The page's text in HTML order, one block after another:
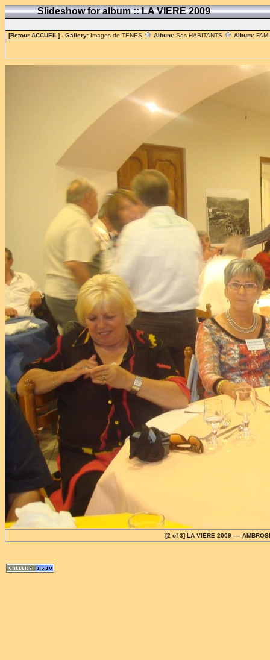
Slideshow for album :: LA VIERE 2009
[Retour ACCUEIL] - Gallery: Images de TENES Album: Ses HABITANTS Album:
[2 of 3] LA VIERE 2009 ----